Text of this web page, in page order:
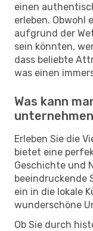
einen
erleben. Obwohl
aufgrund der
sein könnten,
dass beliebte
was einen
Was kann
Erleben Sie die
bietet eine
Geschichte und
beeindruckende
ein in die lokale
wunderschöne
Ob Sie durch